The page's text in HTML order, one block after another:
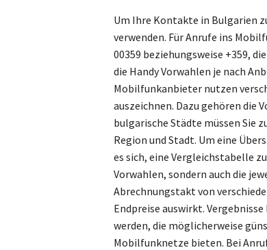
Um Ihre Kontakte in Bulgarien
verwenden. Für Anrufe ins
00359 beziehungsweise +359,
die Handy Vorwahlen je nach
Mobilfunkanbieter nutzen
auszeichnen. Dazu gehören die
bulgarische Städte müssen Sie
Region und Stadt. Um eine
es sich, eine Vergleichstabelle
Vorwahlen, sondern auch die
Abrechnungstakt von
Endpreise auswirkt.
werden, die möglicherweise
Mobilfunknetze bieten. Bei